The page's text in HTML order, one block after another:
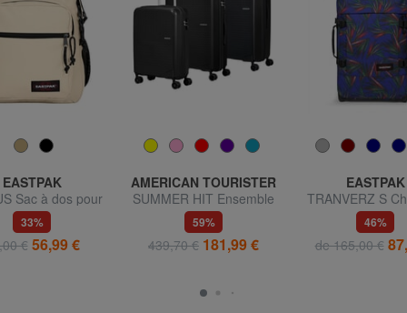
EASTPAK
Sac à dos pour
ordinateur 15"
33%
€ 56,99 €
AMERICAN TOURISTER
SUMMER HIT Ensemble
cabine + trolley moyen +
grand
59%
439,70 € 181,99 €
EASTPAK
TRANVERZ S
bagages à
46%
de 165,00 €